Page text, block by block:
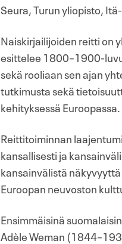
Seura, Turun yliopisto,
Naiskirjailijoiden reitti on
esittelee 1800–1900-
sekä rooliaan sen ajan
tutkimusta sekä
kehityksessä Euroopassa.
Reittitoiminnan
kansallisesti ja
kansainvälistä
Euroopan neuvoston
Ensimmäisinä
Adèle Weman